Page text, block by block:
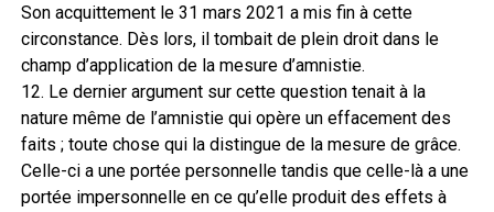
Son acquittement le 31 mars 2021 a mis fin à cette
circonstance. Dès lors, il tombait de plein droit dans le
champ d’application de la mesure d’amnistie.
12. Le dernier argument sur cette question tenait à la
nature même de l’amnistie qui opère un effacement des
faits ; toute chose qui la distingue de la mesure de grâce.
Celle-ci a une portée personnelle tandis que celle-là a une
portée impersonnelle en ce qu’elle produit des effets à